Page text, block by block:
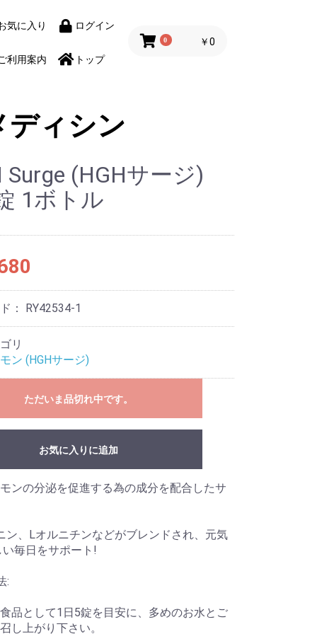
気に入り ログイン
利用案内 トップ
0 ￥0
ディシン
Surge (HGHサージ)
1ボトル
： RY42534-1
リ
ン (HGHサージ)
ただいま品切れ中です。
お気に入りに追加
ンの分泌を促進する為の成分を配合したサ
ン、Lオルニチンなどがブレンドされ、元気
毎日をサポート!
:
品として1日5錠を目安に、多めのお水とご
し上がり下さい。